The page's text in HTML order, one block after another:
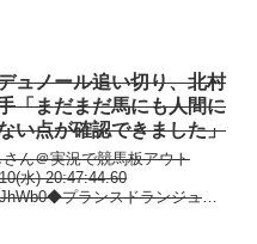
ュノール追い切り、北村
「まだまだ馬にも人間に
い点が確認できました」
ん＠実況で競馬板アウト
水) 20:47:44.60
プランスドランジュ